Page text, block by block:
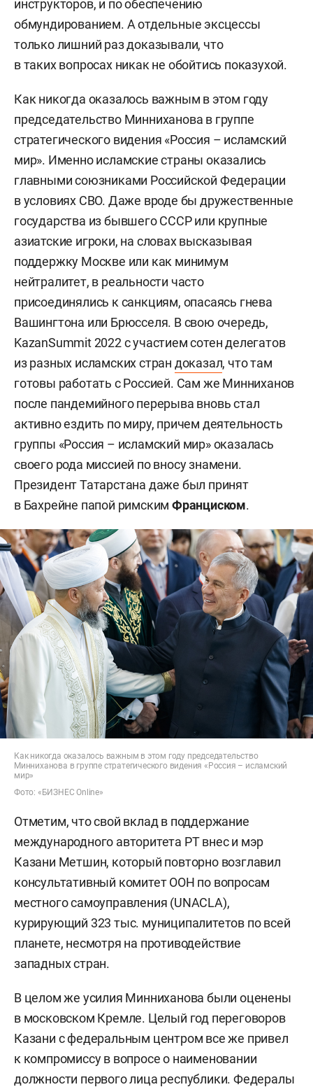
инструкторов, и по обеспечению
обмундированием. А отдельные эксцессы
только лишний раз доказывали, что
в таких вопросах никак не обойтись показухой.
Как никогда оказалось важным в этом году
председательство Минниханова в группе
стратегического видения «Россия – исламский
мир». Именно исламские страны оказались
главными союзниками Российской Федерации
в условиях СВО. Даже вроде бы дружественные
государства из бывшего СССР или крупные
азиатские игроки, на словах высказывая
поддержку Москве или как минимум
нейтралитет, в реальности часто
присоединялись к санкциям, опасаясь гнева
Вашингтона или Брюсселя. В свою очередь,
KazanSummit 2022 с участием сотен делегатов
из разных исламских стран доказал, что там
готовы работать с Россией. Сам же Минниханов
после пандемийного перерыва вновь стал
активно ездить по миру, причем деятельность
группы «Россия – исламский мир» оказалась
своего рода миссией по вносу знамени.
Президент Татарстана даже был принят
в Бахрейне папой римскимФранциском.
Как никогда оказалось важным в этом году председательство
Минниханова в группе стратегического видения «Россия – исламский
мир»
Фото: «БИЗНЕС Online»
Отметим, что свой вклад в поддержание
международного авторитета РТ внес и мэр
Казани Метшин, который повторно возглавил
консультативный комитет ООН по вопросам
местного самоуправления (UNACLA),
курирующий 323 тыс. муниципалитетов по всей
планете, несмотря на противодействие
западных стран.
В целом же усилия Минниханова были оценены
в московском Кремле. Целый год переговоров
Казани с федеральным центром все же привел
к компромиссу в вопросе о наименовании
должности первого лица республики. Федералы